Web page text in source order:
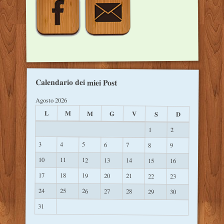
Calendario dei miei Post
Agosto 2026
L M M G V S D
1
2
3
4 5 6 7 8 9
10 11 12 13 14 15
16
17
18 19 20 21 22
23
24
25 26 27 28 29
30
31